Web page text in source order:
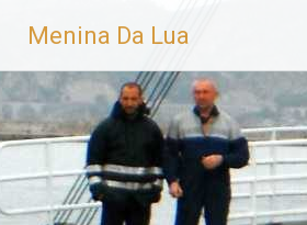
Menina Da Lua